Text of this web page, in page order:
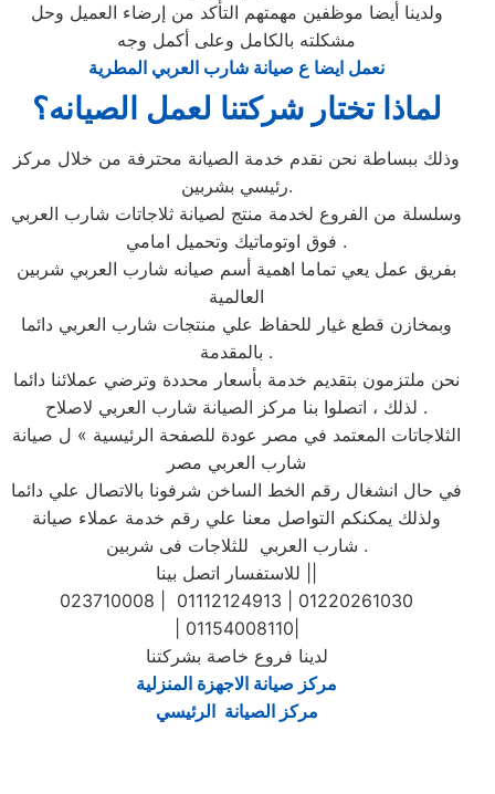
ولدينا أيضا موظفين مهمتهم التأكد من إرضاء العميل وحل
مشكلته بالكامل وعلى أكمل وجه
نعمل ايضا ع صيانة شارب العربي المطرية
لماذا تختار شركتنا لعمل الصيانه؟
وذلك ببساطة نحن نقدم خدمة الصيانة محترفة من خلال مركز
رئيسي بشربين.
وسلسلة من الفروع لخدمة منتج لصيانة ثلاجاتات شارب العربي
فوق اوتوماتيك وتحميل امامي .
بفريق عمل يعي تماما اهمية أسم صيانه شارب العربي شربين
العالمية
وبمخازن قطع غيار للحفاظ علي منتجات شارب العربي دائما
بالمقدمة .
نحن ملتزمون بتقديم خدمة بأسعار محددة وترضي عملائنا دائما
. لذلك ، اتصلوا بنا مركز الصيانة شارب العربي لاصلاح
الثلاجاتات المعتمد في مصر عودة للصفحة الرئيسية » ل صيانة
شارب العربي مصر
في حال انشغال رقم الخط الساخن شرفونا بالاتصال علي دائما
ولذلك يمكنكم التواصل معنا علي رقم خدمة عملاء صيانة
شارب العربي للثلاجات فى شربين .
023710008 | 01112124913 | 01220261030
| 01154008110|
لدينا فروع خاصة بشركتنا
مركز صيانة الاجهزة المنزلية
مركز الصيانة الرئيسي